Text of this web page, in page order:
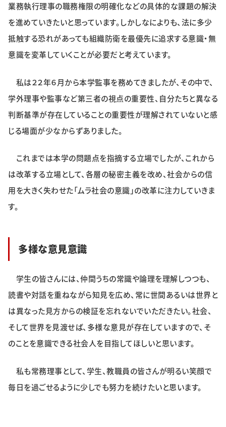
業務執行理事の職務権限の明確化などの具体的な課題の解決
を進めていきたいと思っています。しかしなによりも、法に多少
抵触する恐れがあっても組織防衛を最優先に追求する意識・無
意識を変革していくことが必要だと考えています。
私は２２年６月から本学監事を務めてきましたが、その中で、
学外理事や監事など第三者の視点の重要性、自分たちと異なる
判断基準が存在していることの重要性が理解されていないと感
じる場面が少なからずありました。
これまでは本学の問題点を指摘する立場でしたが、これから
は改革する立場として、各層の秘密主義を改め、社会からの信
用を大きく失わせた「ムラ社会の意識」の改革に注力していきま
す。
多様な意見意識
学生の皆さんには、仲間うちの常識や論理を理解しつつも、
読書や対話を重ねながら知見を広め、常に世間あるいは世界と
は異なった見方からの検証を忘れないでいただきたい。社会、
そして世界を見渡せば、多様な意見が存在していますので、そ
のことを意識できる社会人を目指してほしいと思います。
私も常務理事として、学生、教職員の皆さんが明るい笑顔で
毎日を過ごせるように少しでも努力を続けたいと思います。